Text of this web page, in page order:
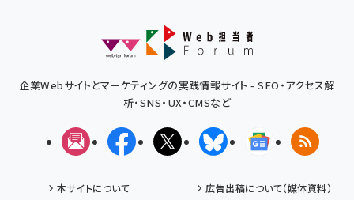
企業Webサイトとマーケティングの実践情報サイト - SEO・アクセス解
析・SNS・UX・CMSなど
メルマガFacebookX(エックス)BlueskyGoogleニュ
RSS
本サイトについて
広告出稿について（媒体資料）